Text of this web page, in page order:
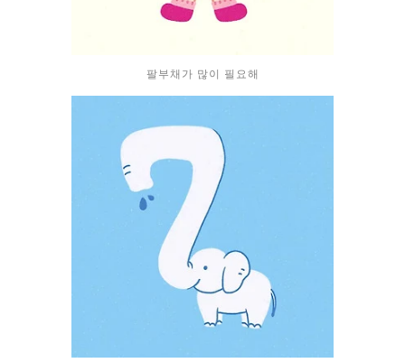
팔부채가 많이 필요해